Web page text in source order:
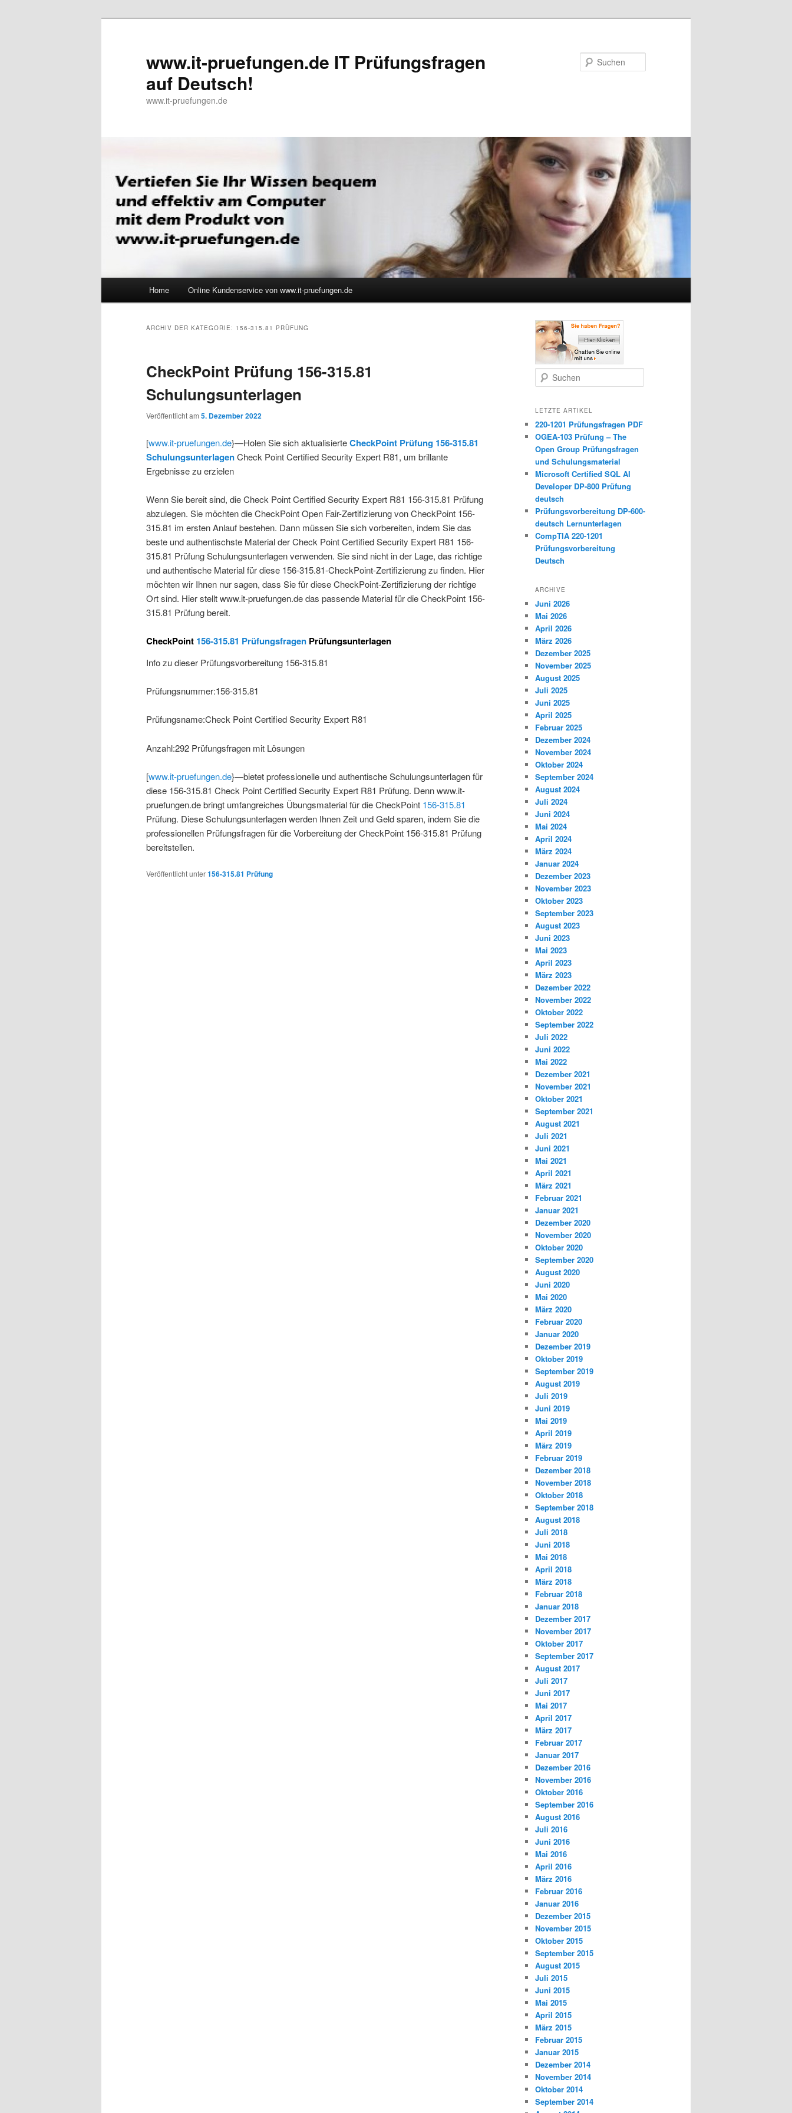
www.it-pruefungen.de IT Prüfungsfragen
auf Deutsch!
www.it-pruefungen.de
Zum Inhalt wechseln
Zum sekundären Inhalt wechseln
Home Online Kundenservice von www.it-pruefungen.de
ARCHIV DER KATEGORIE: 156-315.81 PRÜFUNG
CheckPoint Prüfung 156-315.81
Schulungsunterlagen
Veröffentlicht am 5. Dezember 2022
[www.it-pruefungen.de}—Holen Sie sich aktualisierteCheckPoint Prüfung 156-315.81
SchulungsunterlagenCheck Point Certified Security Expert R81, um brillante
Ergebnisse zu erzielen
Wenn Sie bereit sind, die Check Point Certified Security Expert R81 156-315.81 Prüfung
abzulegen. Sie möchten die CheckPoint Open Fair-Zertifizierung von CheckPoint 156-
315.81 im ersten Anlauf bestehen. Dann müssen Sie sich vorbereiten, indem Sie das
beste und authentischste Material der Check Point Certified Security Expert R81 156-
315.81 Prüfung Schulungsunterlagen verwenden. Sie sind nicht in der Lage, das richtige
und authentische Material für diese 156-315.81-CheckPoint-Zertifizierung zu finden. Hier
möchten wir Ihnen nur sagen, dass Sie für diese CheckPoint-Zertifizierung der richtige
Ort sind. Hier stellt www.it-pruefungen.de das passende Material für die CheckPoint 156-
315.81 Prüfung bereit.
CheckPoint 156-315.81 Prüfungsfragen Prüfungsunterlagen
Info zu dieser Prüfungsvorbereitung 156-315.81
Prüfungsnummer:156-315.81
Prüfungsname:Check Point Certified Security Expert R81
Anzahl:292 Prüfungsfragen mit Lösungen
[www.it-pruefungen.de}—bietet professionelle und authentische Schulungsunterlagen für
diese 156-315.81 Check Point Certified Security Expert R81 Prüfung. Denn www.it-
pruefungen.de bringt umfangreiches Übungsmaterial für die CheckPoint 156-315.81
Prüfung. Diese Schulungsunterlagen werden Ihnen Zeit und Geld sparen, indem Sie die
professionellen Prüfungsfragen für die Vorbereitung der CheckPoint 156-315.81 Prüfung
bereitstellen.
Veröffentlicht unter156-315.81 Prüfung
Suchen
LETZTE ARTIKEL
220-1201 Prüfungsfragen PDF
OGEA-103 Prüfung – The
Open Group Prüfungsfragen
und Schulungsmaterial
Microsoft Certified SQL AI
Developer DP-800 Prüfung
deutsch
Prüfungsvorbereitung DP-600-
deutsch Lernunterlagen
CompTIA 220-1201
Prüfungsvorbereitung
Deutsch
ARCHIVE
Juni 2026
Mai 2026
April 2026
März 2026
Dezember 2025
November 2025
August 2025
Juli 2025
Juni 2025
April 2025
Februar 2025
Dezember 2024
November 2024
Oktober 2024
September 2024
August 2024
Juli 2024
Juni 2024
Mai 2024
April 2024
März 2024
Januar 2024
Dezember 2023
November 2023
Oktober 2023
September 2023
August 2023
Juni 2023
Mai 2023
April 2023
März 2023
Dezember 2022
November 2022
Oktober 2022
September 2022
Juli 2022
Juni 2022
Mai 2022
Dezember 2021
November 2021
Oktober 2021
September 2021
August 2021
Juli 2021
Juni 2021
Mai 2021
April 2021
März 2021
Februar 2021
Januar 2021
Dezember 2020
November 2020
Oktober 2020
September 2020
August 2020
Juni 2020
Mai 2020
März 2020
Februar 2020
Januar 2020
Dezember 2019
Oktober 2019
September 2019
August 2019
Juli 2019
Juni 2019
Mai 2019
April 2019
März 2019
Februar 2019
Dezember 2018
November 2018
Oktober 2018
September 2018
August 2018
Juli 2018
Juni 2018
Mai 2018
April 2018
März 2018
Februar 2018
Januar 2018
Dezember 2017
November 2017
Oktober 2017
September 2017
August 2017
Juli 2017
Juni 2017
Mai 2017
April 2017
März 2017
Februar 2017
Januar 2017
Dezember 2016
November 2016
Oktober 2016
September 2016
August 2016
Juli 2016
Juni 2016
Mai 2016
April 2016
März 2016
Februar 2016
Januar 2016
Dezember 2015
November 2015
Oktober 2015
September 2015
August 2015
Juli 2015
Juni 2015
Mai 2015
April 2015
März 2015
Februar 2015
Januar 2015
Dezember 2014
November 2014
Oktober 2014
September 2014